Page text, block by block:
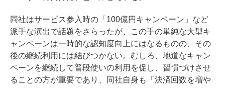
同社はサービス参入時の「100億円キャンペーン」など
派手な演出で話題をさらったが、この手の単純な大型キ
ャンペーンは一時的な認知度向上にはなるものの、その
後の継続利用には結びつかない。むしろ、地道なキャン
ペーンを継続して普段使いの利用を促し、習慣づけさせ
ることの方が重要であり、同社自身も「決済回数を増や